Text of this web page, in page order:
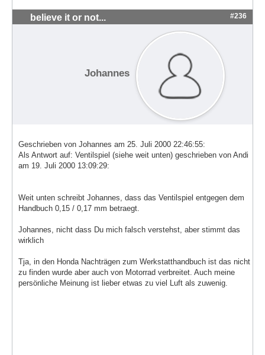
believe it or not... #236
Johannes
Geschrieben von Johannes am 25. Juli 2000 22:46:55:
Als Antwort auf: Ventilspiel (siehe weit unten) geschrieben von Andi
am 19. Juli 2000 13:09:29:
Weit unten schreibt Johannes, dass das Ventilspiel entgegen dem
Handbuch 0,15 / 0,17 mm betraegt.
Johannes, nicht dass Du mich falsch verstehst, aber stimmt das
wirklich
Tja, in den Honda Nachträgen zum Werkstatthandbuch ist das nicht
zu finden wurde aber auch von Motorrad verbreitet. Auch meine
persönliche Meinung ist lieber etwas zu viel Luft als zuwenig.